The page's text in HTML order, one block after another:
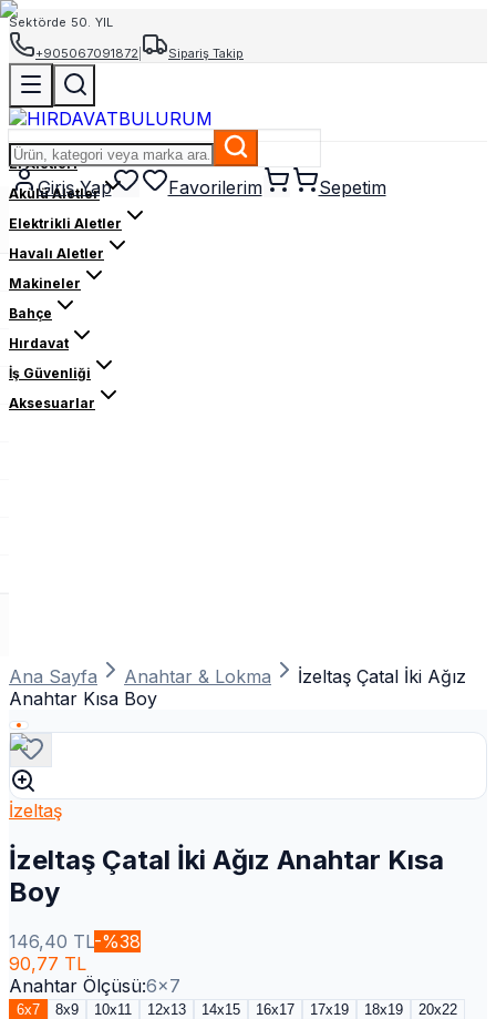
Sektörde 50. YIL
+905067091872
Sipariş Takip
Giriş Yap Favorilerim Sepetim
El Aletleri
Akülü Aletler
Elektrikli Aletler
Havalı Aletler
Makineler
Bahçe
Hırdavat
İş Güvenliği
Aksesuarlar
Ana Sayfa Anahtar & Lokma
İzeltaş Çatal İki Ağız
Anahtar Kısa Boy
İzeltaş
İzeltaş Çatal İki Ağız Anahtar Kısa
Boy
146,40 TL-%38
90,77 TL
Anahtar Ölçüsü:6x7
6x7 8x9 10x11 12x13 14x15 16x17 17x19 18x19
20x22